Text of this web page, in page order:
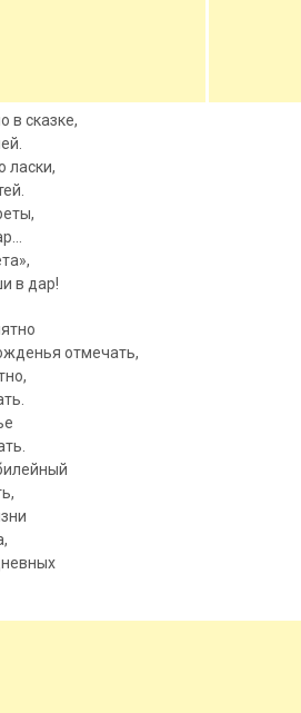
в сказке,
ласки,
в дар!
отмечать,